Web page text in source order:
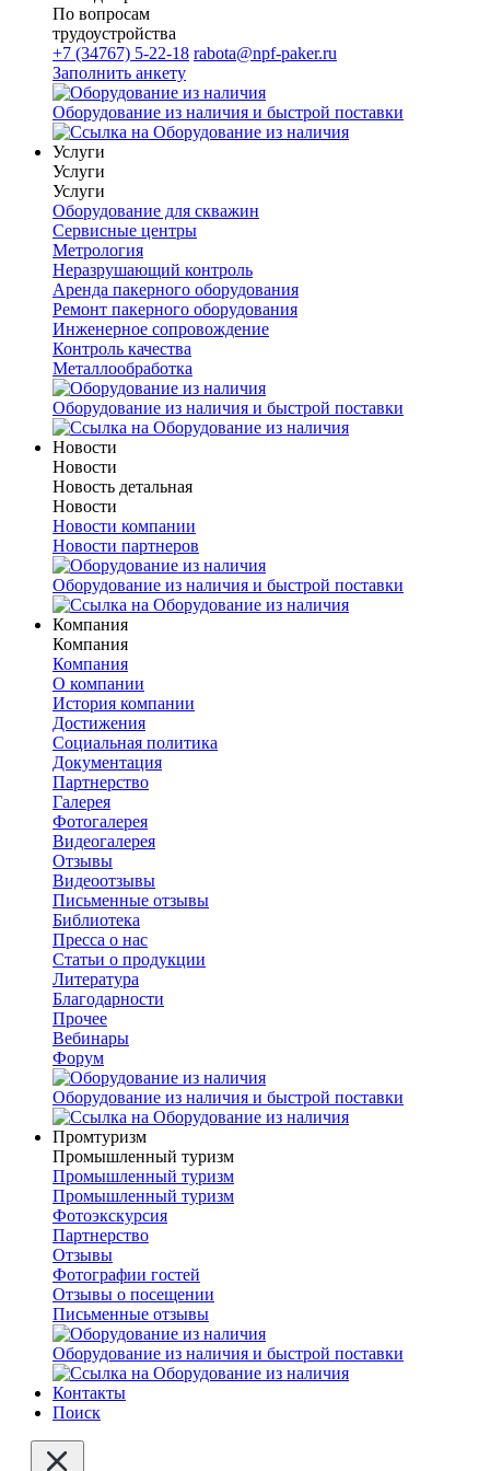
По вопросам
трудоустройства
+7 (34767) 5-22-18 rabota@npf-paker.ru
Заполнить анкету
Оборудование из наличия и быстрой поставки
Услуги
Услуги
Услуги
Оборудование для скважин
Сервисные центры
Метрология
Неразрушающий контроль
Аренда пакерного оборудования
Ремонт пакерного оборудования
Инженерное сопровождение
Контроль качества
Металлообработка
Оборудование из наличия и быстрой поставки
Новости
Новости
Новость детальная
Новости
Новости компании
Новости партнеров
Оборудование из наличия и быстрой поставки
Компания
Компания
Компания
О компании
История компании
Достижения
Социальная политика
Документация
Партнерство
Галерея
Фотогалерея
Видеогалерея
Отзывы
Видеоотзывы
Письменные отзывы
Библиотека
Пресса о нас
Статьи о продукции
Литература
Благодарности
Прочее
Вебинары
Форум
Оборудование из наличия и быстрой поставки
Промтуризм
Промышленный туризм
Промышленный туризм
Промышленный туризм
Фотоэкскурсия
Партнерство
Отзывы
Фотографии гостей
Отзывы о посещении
Письменные отзывы
Оборудование из наличия и быстрой поставки
Контакты
Поиск